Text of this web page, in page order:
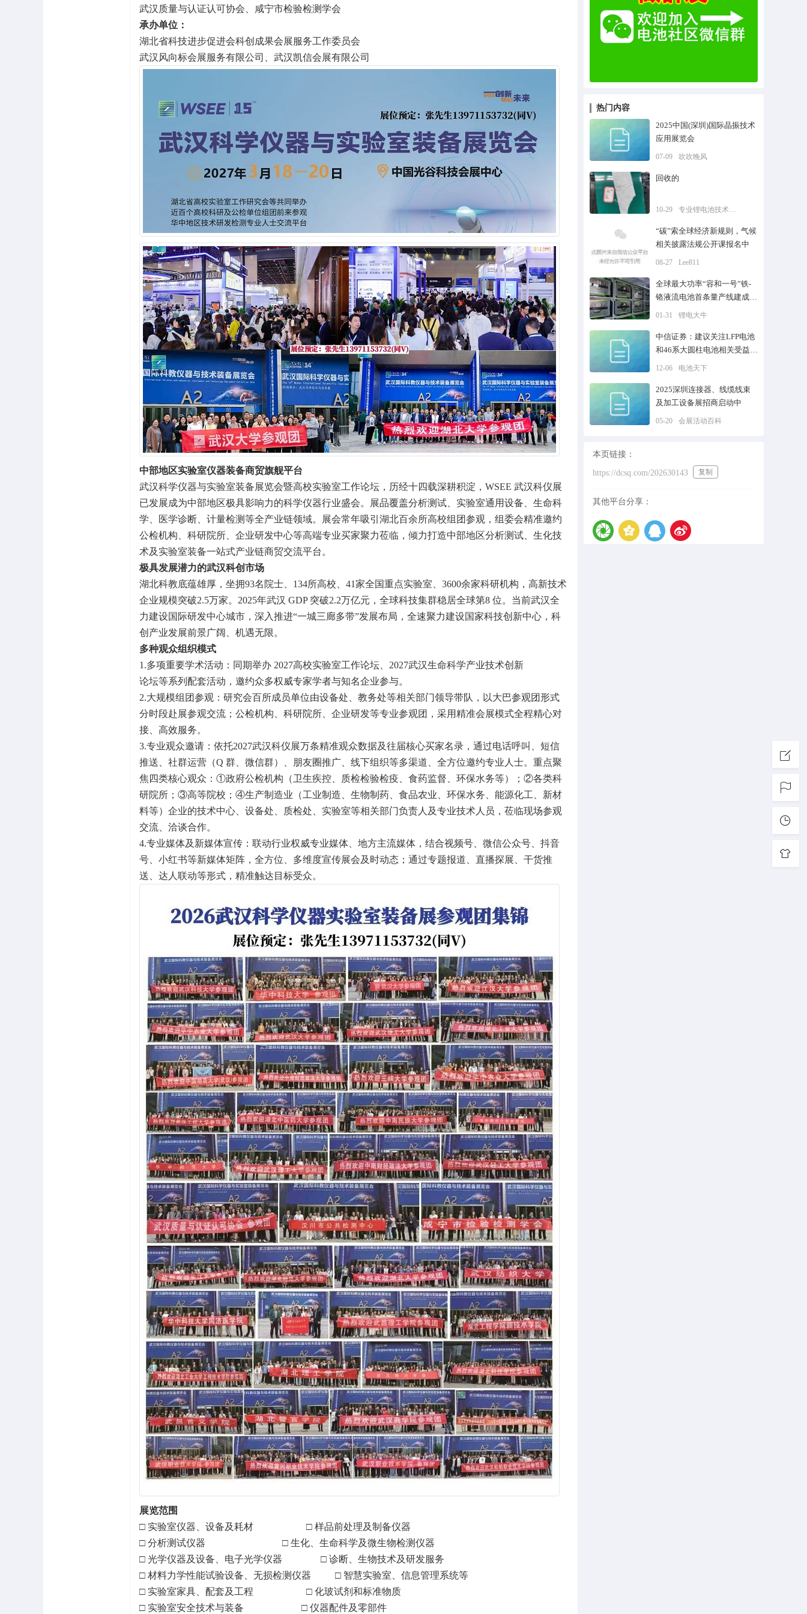
武汉质量与认证认可协会、咸宁市检验检测学会
承办单位：
湖北省科技进步促进会科创成果会展服务工作委员会
武汉风向标会展服务有限公司、武汉凯信会展有限公司
中部地区实验室仪器装备商贸旗舰平台
武汉科学仪器与实验室装备展览会暨高校实验室工作论坛，历经十四载深耕积淀，WSEE 武汉科仪展
已发展成为中部地区极具影响力的科学仪器行业盛会。展品覆盖分析测试、实验室通用设备、生命科
学、医学诊断、计量检测等全产业链领域。展会常年吸引湖北百余所高校组团参观，组委会精准邀约
公检机构、科研院所、企业研发中心等高端专业买家聚力莅临，倾力打造中部地区分析测试、生化技
术及实验室装备一站式产业链商贸交流平台。
极具发展潜力的武汉科创市场
湖北科教底蕴雄厚，坐拥93名院士、134所高校、41家全国重点实验室、3600余家科研机构，高新技术
企业规模突破2.5万家。2025年武汉 GDP 突破2.2万亿元，全球科技集群稳居全球第8 位。当前武汉全
力建设国际研发中心城市，深入推进“一城三廊多带”发展布局，全速聚力建设国家科技创新中心，科
创产业发展前景广阔、机遇无限。
多种观众组织模式
1.多项重要学术活动：同期举办 2027高校实验室工作论坛、2027武汉生命科学产业技术创新
论坛等系列配套活动，邀约众多权威专家学者与知名企业参与。
2.大规模组团参观：研究会百所成员单位由设备处、教务处等相关部门领导带队，以大巴参观团形式
分时段赴展参观交流；公检机构、科研院所、企业研发等专业参观团，采用精准会展模式全程精心对
接、高效服务。
3.专业观众邀请：依托2027武汉科仪展万条精准观众数据及往届核心买家名录，通过电话呼叫、短信
推送、社群运营（Q 群、微信群）、朋友圈推广、线下组织等多渠道、全方位邀约专业人士。重点聚
焦四类核心观众：①政府公检机构（卫生疾控、质检检验检疫、食药监督、环保水务等）；②各类科
研院所；③高等院校；④生产制造业（工业制造、生物制药、食品农业、环保水务、能源化工、新材
料等）企业的技术中心、设备处、质检处、实验室等相关部门负责人及专业技术人员，莅临现场参观
交流、洽谈合作。
4.专业媒体及新媒体宣传：联动行业权威专业媒体、地方主流媒体，结合视频号、微信公众号、抖音
号、小红书等新媒体矩阵，全方位、多维度宣传展会及时动态；通过专题报道、直播探展、干货推
送、达人联动等形式，精准触达目标受众。
展览范围
□ 实验室仪器、设备及耗材 □ 样品前处理及制备仪器
□ 分析测试仪器 □ 生化、生命科学及微生物检测仪器
□ 光学仪器及设备、电子光学仪器 □ 诊断、生物技术及研发服务
□ 材料力学性能试验设备、无损检测仪器 □ 智慧实验室、信息管理系统等
□ 实验室家具、配套及工程 □ 化玻试剂和标准物质
□ 实验室安全技术与装备 □ 仪器配件及零部件
热门内容
2025中国(深圳)国际晶振技术
应用展览会
07-09 吹吹晚风
回收的
10-29 专业锂电池技术方案
“碳”索全球经济新规则，气候
相关披露法规公开课报名中
08-27 Lee811
全球最大功率“容和一号”铁-
铬液流电池首条量产线建成投
产
01-31 锂电大牛
中信证券：建议关注LFP电池
和46系大圆柱电池相关受益标
的
12-06 电池天下
2025深圳连接器、线缆线束
及加工设备展招商启动中
05-20 会展活动百科
本页链接：
https://dcsq.com/202630143 复制
其他平台分享：